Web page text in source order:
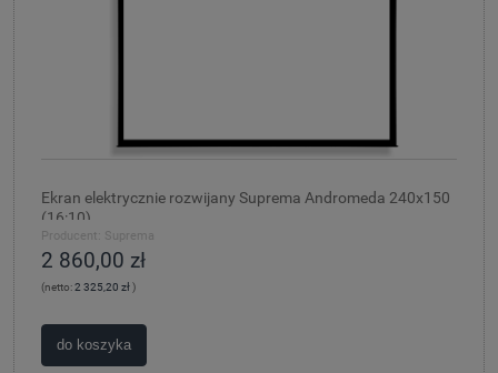
Ekran elektrycznie rozwijany Suprema Andromeda 240x150
(16:10)
Producent: Suprema
2 860,00 zł
(netto:2 325,20 zł)
do koszyka